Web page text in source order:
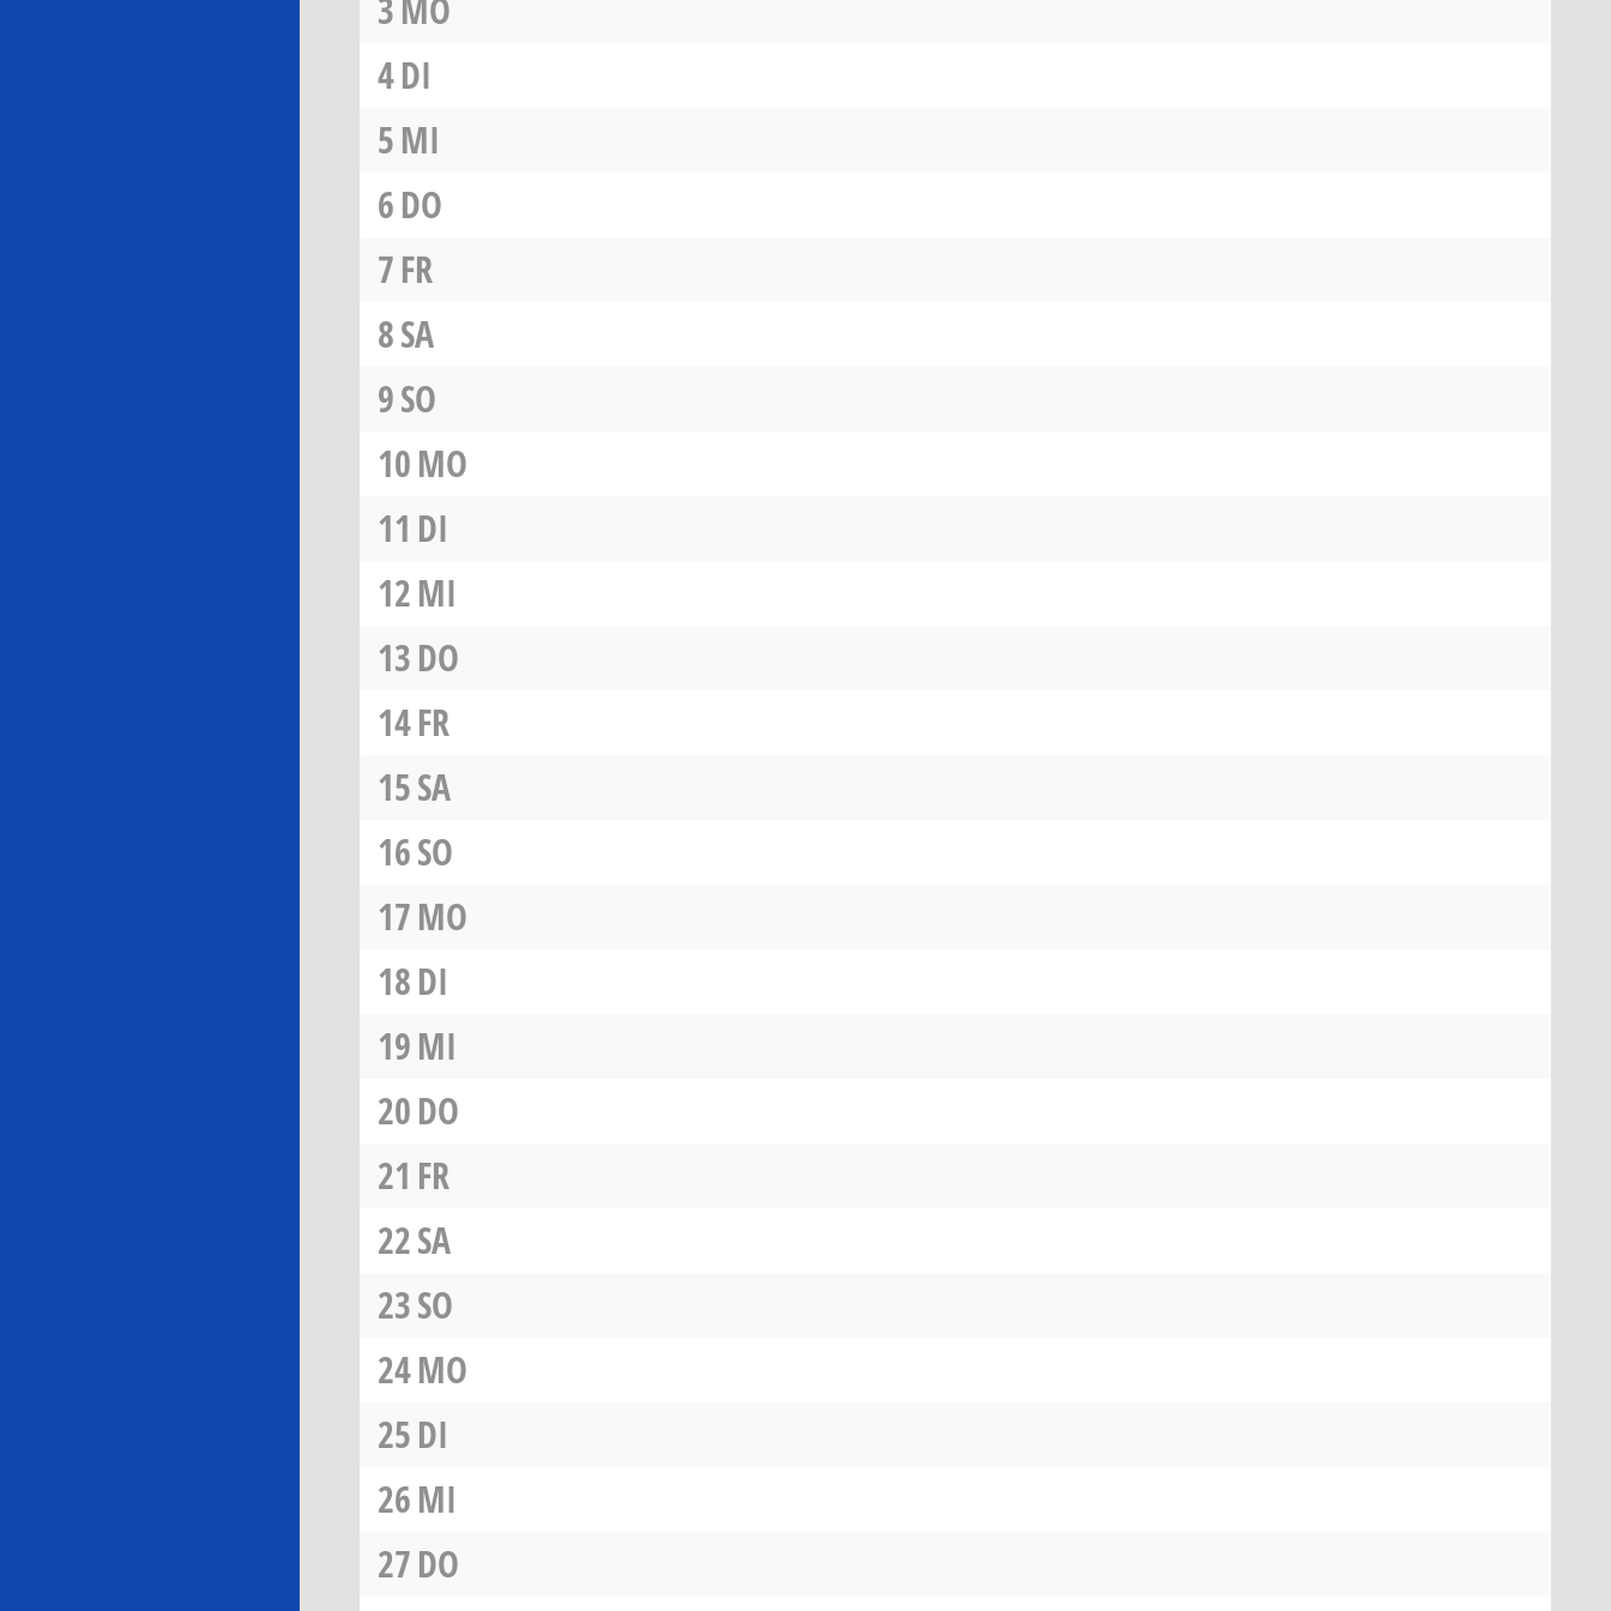
3 MO
4DI
5MI
6DO
7FR
8SA
9SO
10MO
11 DI
12MI
13DO
14FR
15SA
16SO
17MO
18DI
19MI
20DO
21 FR
22SA
23SO
24MO
25DI
26MI
27DO